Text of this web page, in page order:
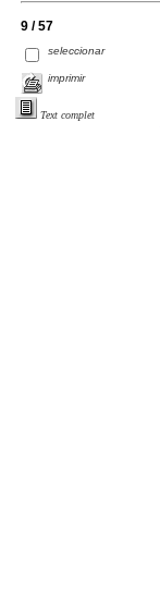
9 / 57
seleccionar
imprimir
Text complet